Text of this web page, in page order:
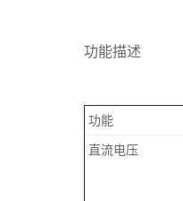
功能描述
功能
直流电压